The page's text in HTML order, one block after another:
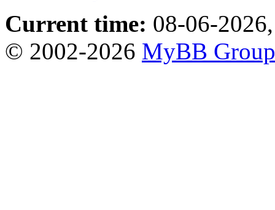
Current time: 08-06-
© 2002-2026 MyBB Group